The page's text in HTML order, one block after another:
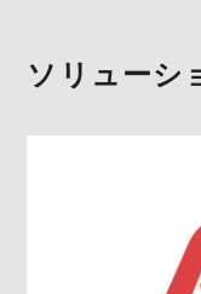
ソリューシ